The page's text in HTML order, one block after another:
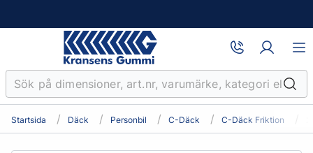
Startsida Däck Personbil C-Däck C-Däck Friktion